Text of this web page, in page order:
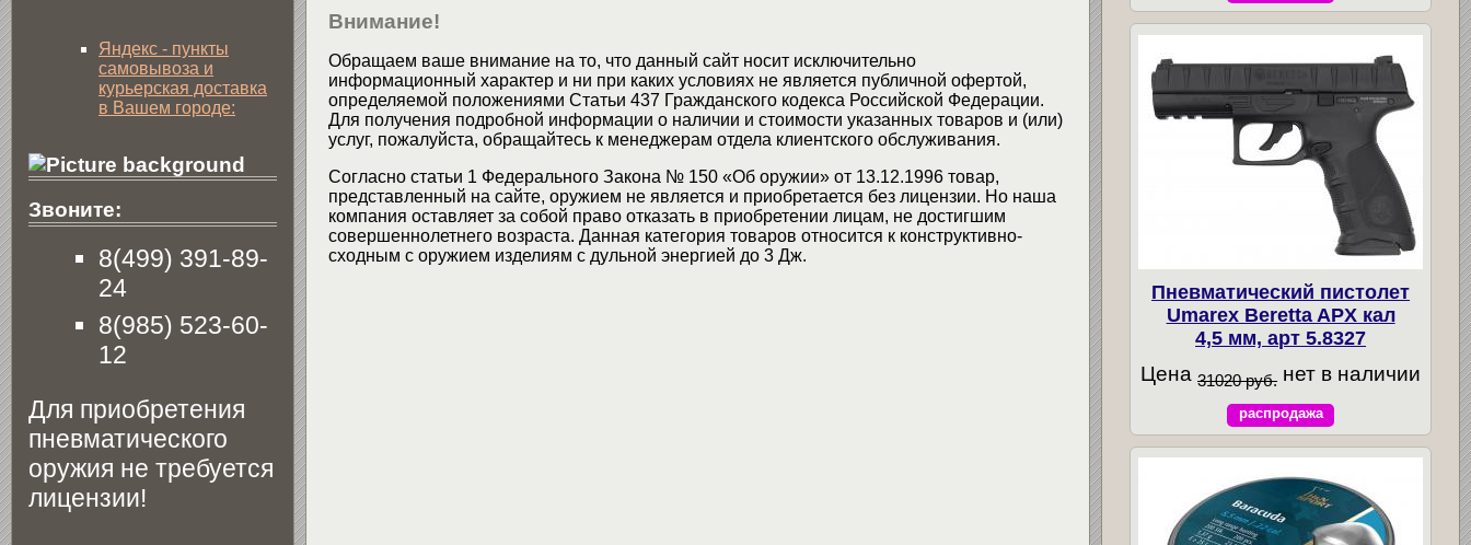
Внимание!
Обращаем ваше внимание на то, что данный сайт носит исключительно
информационный характер и ни при каких условиях не является публичной офертой,
определяемой положениями Статьи 437 Гражданского кодекса Российской Федерации.
Для получения подробной информации о наличии и стоимости указанных товаров и (или)
услуг, пожалуйста, обращайтесь к менеджерам отдела клиентского обслуживания.
Согласно статьи 1 Федерального Закона № 150 «Об оружии» от 13.12.1996 товар,
представленный на сайте, оружием не является и приобретается без лицензии. Но наша
компания оставляет за собой право отказать в приобретении лицам, не достигшим
совершеннолетнего возраста. Данная категория товаров относится к конструктивно-
сходным с оружием изделиям с дульной энергией до 3 Дж.
Яндекс - пункты
самовывоза и
курьерская доставка
в Вашем городе:
Звоните:
8(499) 391-89-
24
8(985) 523-60-
12
Для приобретения
пневматического
оружия не требуется
лицензии!
Пневматический пистолет
Umarex Beretta APX кал
4,5 мм, арт 5.8327
Цена31020 руб. нет в наличии
распродажа